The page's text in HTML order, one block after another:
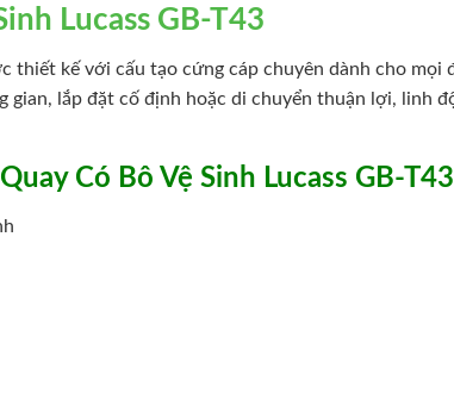
Lucass GB-T43
thiết kế với cấu tạo cứng cáp chuyên dành cho mọi
lắp đặt cố định hoặc di chuyển thuận lợi, linh
Có Bô Vệ Sinh Lucass GB-T43